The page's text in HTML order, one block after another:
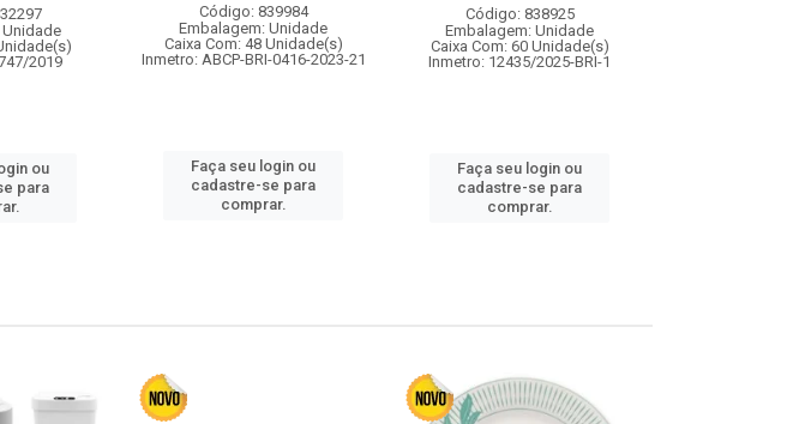
2019
ou
para
Código: 839984
Embalagem: Unidade
Caixa Com: 48 Unidade(s)
Inmetro: ABCP-BRI-0416-2023-21
Faça seu login ou
cadastre-se para
comprar.
Código: 838925
Embalagem: Unidade
Caixa Com: 60 Unidade(s)
Inmetro: 12435/2025-BRI-1
Faça seu login ou
cadastre-se para
comprar.